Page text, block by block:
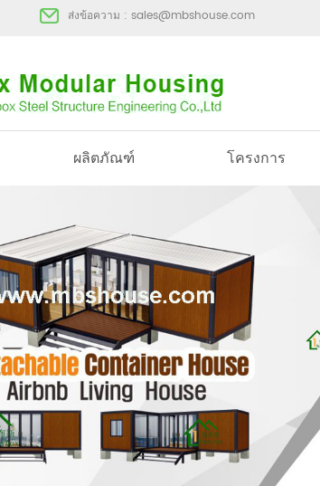
ส่งข้อความ : sales@mbshouse.com
ผลิตภัณฑ์ โครงการ